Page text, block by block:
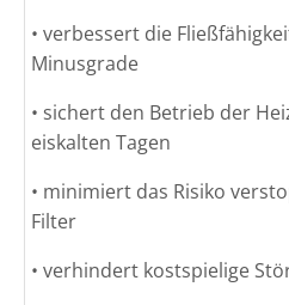
• verbessert die
Minusgrade
• sichert den Betrieb der
eiskalten Tagen
• minimiert das Risiko
Filter
• verhindert kostspielige